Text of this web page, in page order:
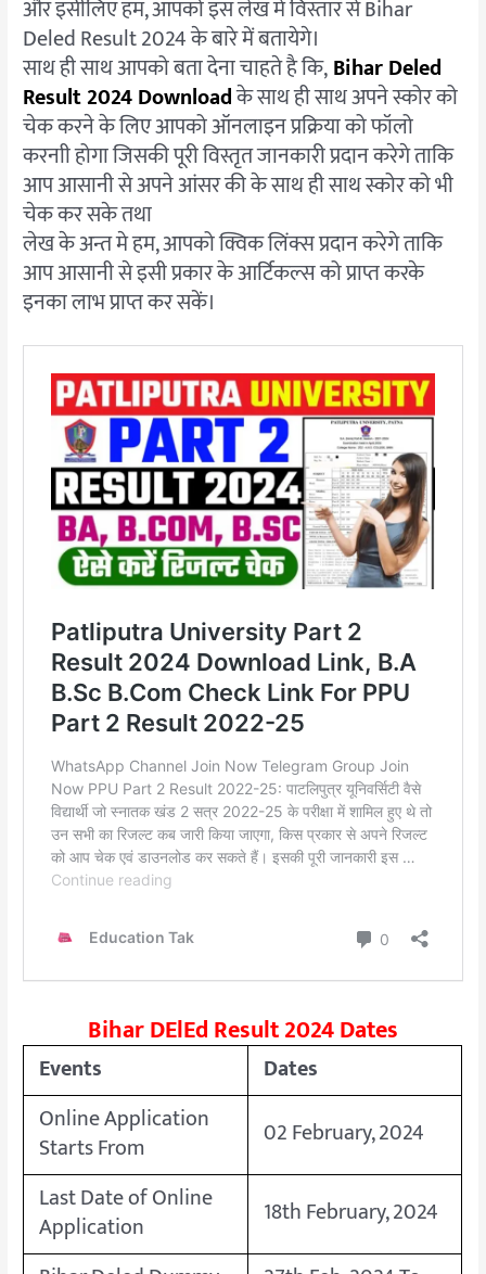
और इसीलिए हम, आपको इस लेख मे विस्तार से Bihar
Deled Result 2024 के बारे में बतायेगे।
साथ ही साथ आपको बता देना चाहते है कि,Bihar Deled
Result 2024 Downloadके साथ ही साथ अपने स्कोर को
चेक करने के लिए आपको ऑनलाइन प्रक्रिया को फॉलो
करनाी होगा जिसकी पूरी विस्तृत जानकारी प्रदान करेगे ताकि
आप आसानी से अपने आंसर की के साथ ही साथ स्कोर को भी
चेक कर सके तथा
लेख के अन्त मे हम, आपको क्विक लिंक्स प्रदान करेगे ताकि
आप आसानी से इसी प्रकार के आर्टिकल्स को प्राप्त करके
इनका लाभ प्राप्त कर सकें।
Bihar DElEd Result 2024 Dates
Events
Dates
Online Application
Starts From
02 February, 2024
Last Date of Online
Application
18th February, 2024